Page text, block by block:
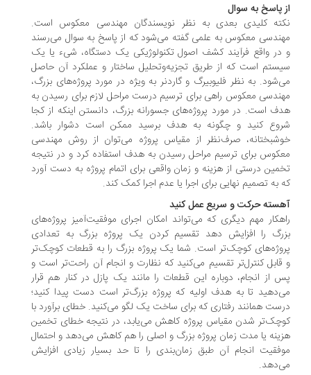
پاسخ به سوال
کلیدی بعدی به نظر نویسندگان مهندسی معکوس است.
معکوس به علمی گفته می‌شود که از پاسخ به سوال می‌رسند
واقع فرآیند کشف اصول تکنولوژیکی یک دستگاه، شیء یا یک
است که از طریق تجزیه‌وتحلیل ساختار و عملکرد آن حاصل
به نظر فلیوبیرگ و گاردنر به ویژه در مورد پروژه‌های بزرگ،
معکوس راهی برای ترسیم درست مراحل لازم برای رسیدن به
است. در مورد پروژه‌های جسورانه بزرگ، دانستن اینکه از کجا
کنید و چگونه به هدف برسید ممکن است دشوار باشد.
صرف‌نظر از مقیاس پروژه می‌توان از روش مهندسی
برای ترسیم مراحل رسیدن به هدف استفاده کرد و در نتیجه
درستی از هزینه و زمان واقعی برای اتمام پروژه به دست آورد
به تصمیم نهایی برای اجرا یا عدم اجرا کمک کند.
حرکت و سریع عمل کنید
مهم دیگری که می‌تواند امکان اجرای موفقیت‌آمیز پروژه‌های
را افزایش دهد تقسیم کردن یک پروژه بزرگ به تعدادی
کوچک‌تر است. شما یک پروژه بزرگ را به قطعات کوچک‌تر
کنترل‌تر تقسیم می‌کنید که نظارت و انجام آن راحت‌تر است و
از انجام، دوباره این قطعات را مانند یک پازل در کنار هم قرار
تا به هدف اولیه که پروژه بزرگ‌تر است دست پیدا کنید؛
همانند رفتاری که برای ساخت یک لگو می‌کنید. خطای برآورد با
شدن مقیاس پروژه کاهش می‌یابد، در نتیجه خطای تخمین
یا مدت زمان پروژه بزرگ و اصلی را هم کاهش می‌دهد و احتمال
انجام آن طبق زمان‌بندی را تا حد بسیار زیادی افزایش